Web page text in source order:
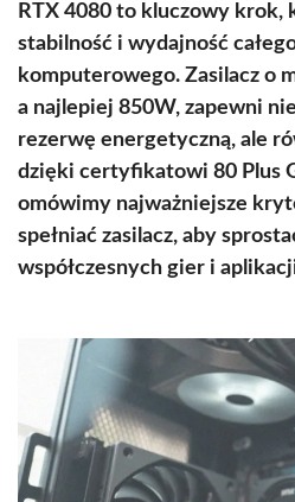
RTX 4080 to kluczowy krok,
stabilność i wydajność
komputerowego. Zasilacz o
a najlepiej 850W, zapewni
rezerwę energetyczną, ale
dzięki certyfikatowi 80 Plus
omówimy najważniejsze
spełniać zasilacz, aby
współczesnych gier i